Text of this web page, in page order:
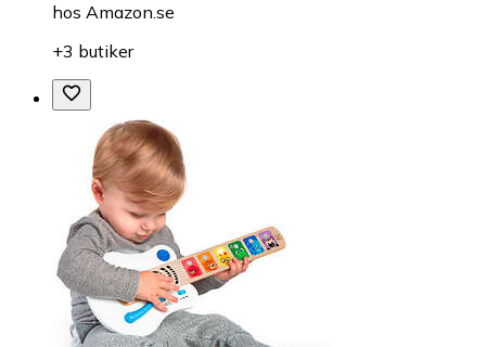
hos Amazon.se
+3 butiker